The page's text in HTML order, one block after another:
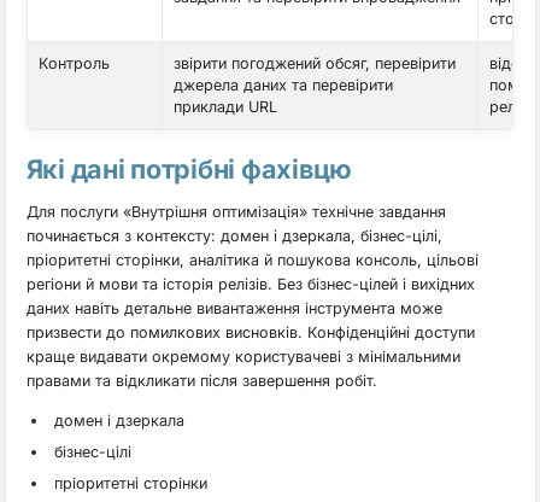
Контроль
звірити погоджений обсяг, перевірити
джерела даних та перевірити
приклади URL
релізу
Які дані потрібні фахівцю
Для послуги «Внутрішня оптимізація» технічне завдання
починається з контексту: домен і дзеркала, бізнес-цілі,
пріоритетні сторінки, аналітика й пошукова консоль, цільові
регіони й мови та історія релізів. Без бізнес-цілей і вихідних
даних навіть детальне вивантаження інструмента може
призвести до помилкових висновків. Конфіденційні доступи
краще видавати окремому користувачеві з мінімальними
правами та відкликати після завершення робіт.
домен і дзеркала
бізнес-цілі
пріоритетні сторінки